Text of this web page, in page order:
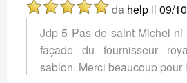
da help il 09/
Jdp 5 Pas de saint Michel
façade du fournisseur
sablon. Merci beaucoup pour